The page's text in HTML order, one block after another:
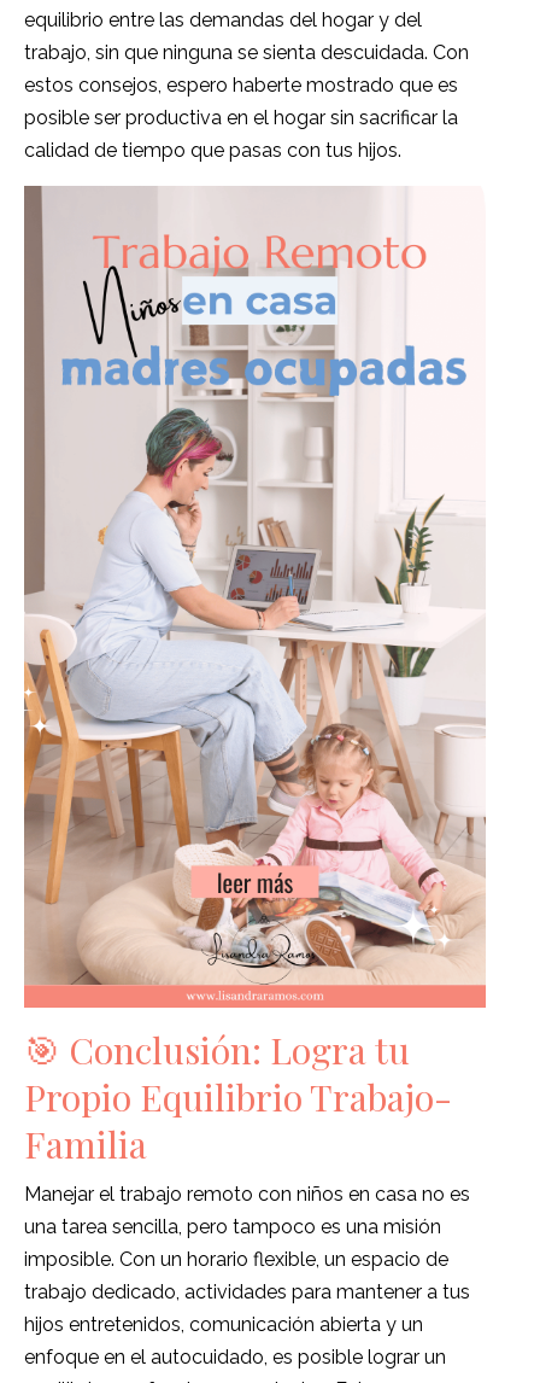
equilibrio entre las demandas del hogar y del
trabajo, sin que ninguna se sienta descuidada. Con
estos consejos, espero haberte mostrado que es
posible ser productiva en el hogar sin sacrificar la
calidad de tiempo que pasas con tus hijos.
🎯 Conclusión: Logra tu
Propio Equilibrio Trabajo-
Familia
Manejar el trabajo remoto con niños en casa no es
una tarea sencilla, pero tampoco es una misión
imposible. Con un horario flexible, un espacio de
trabajo dedicado, actividades para mantener a tus
hijos entretenidos, comunicación abierta y un
enfoque en el autocuidado, es posible lograr un